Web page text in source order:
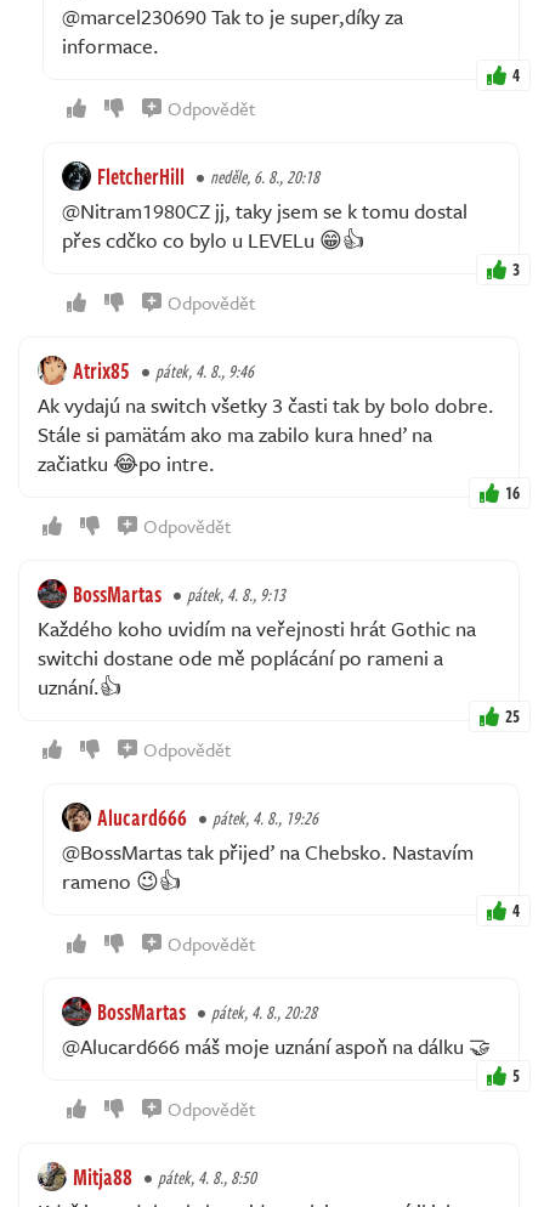
@marcel230690 Tak to je super,díky za
informace.
4
Odpovědět
FletcherHill neděle, 6. 8., 20:18
@Nitram1980CZ jj, taky jsem se k tomu dostal
přes cdčko co bylo u LEVELu 😁👍
3
Odpovědět
Atrix85 pátek, 4. 8., 9:46
Ak vydajú na switch všetky 3 časti tak by bolo dobre.
Stále si pamätám ako ma zabilo kura hneď na
začiatku 😂po intre.
16
Odpovědět
BossMartas pátek, 4. 8., 9:13
Každého koho uvidím na veřejnosti hrát Gothic na
switchi dostane ode mě poplácání po rameni a
uznání.👍
25
Odpovědět
Alucard666 pátek, 4. 8., 19:26
@BossMartas tak přijeď na Chebsko. Nastavím
rameno 😉👍
4
Odpovědět
BossMartas pátek, 4. 8., 20:28
@Alucard666 máš moje uznání aspoň na dálku 🤝
5
Odpovědět
Mitja88 pátek, 4. 8., 8:50